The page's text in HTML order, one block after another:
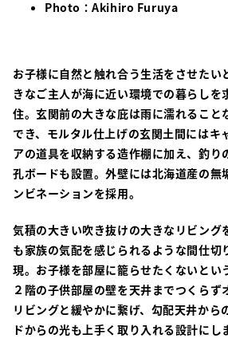
Photo：Akihiro Furuya
お子様に自然と触れ合う生活をさせたい
きなご主人が海に近い環境での暮らしを
住。玄関前の大きな庇は雨に濡れること
でき、モルタル仕上げの玄関土間にはキ
アの道具を収納する造作棚に加え、釣り
孔ボードも設置。外壁には北海道産の無
ンビネーションを採用。
気積の大きい吹き抜けの大きなリビング
も家族の気配を感じられるような間仕切
現。お子様を部屋に籠らせたくないとい
２階の子供部屋の壁を天井までつくらず
リビングと緩やかに繋げ、勾配天井から
ドからの光も上手く取り入れる設計にし